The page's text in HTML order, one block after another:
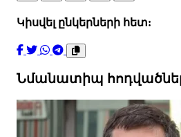
Կիսվել ընկերների հետ:
Նմանատիպ